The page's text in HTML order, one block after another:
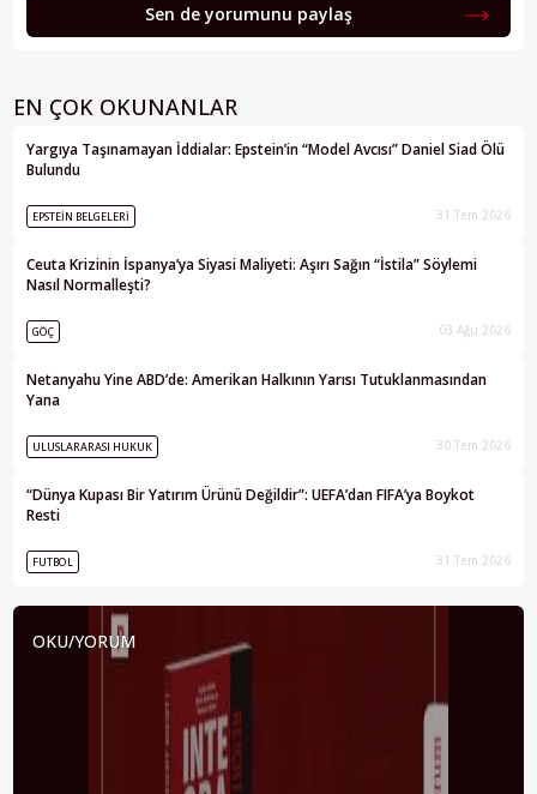
Sen de yorumunu paylaş
EN ÇOK OKUNANLAR
Yargıya Taşınamayan İddialar: Epstein’in “Model Avcısı” Daniel Siad Ölü
Bulundu
EPSTEIN BELGELERI 31 Tem 2026
Ceuta Krizinin İspanya’ya Siyasi Maliyeti: Aşırı Sağın “İstila” Söylemi
Nasıl Normalleşti?
GÖÇ 03 Ağu 2026
Netanyahu Yine ABD’de: Amerikan Halkının Yarısı Tutuklanmasından
Yana
ULUSLARARASI HUKUK 30 Tem 2026
“Dünya Kupası Bir Yatırım Ürünü Değildir”: UEFA’dan FIFA’ya Boykot
Resti
FUTBOL 31 Tem 2026
OKU/YORUM